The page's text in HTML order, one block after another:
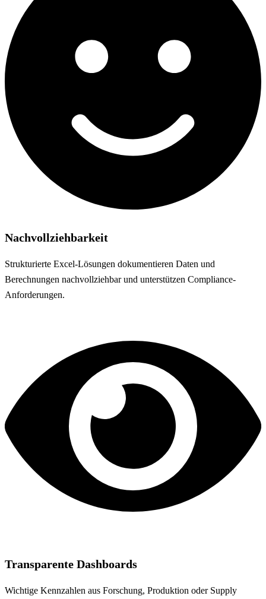
Nachvollziehbarkeit
Strukturierte Excel-Lösungen dokumentieren Daten und
Berechnungen nachvollziehbar und unterstützen Compliance-
Anforderungen.
Transparente Dashboards
Wichtige Kennzahlen aus Forschung, Produktion oder Supply